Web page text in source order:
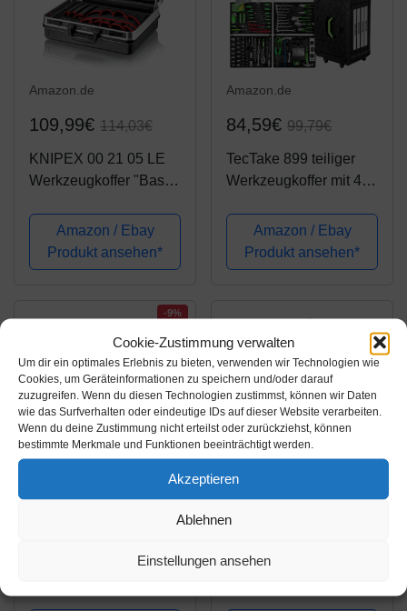
Cookie-Zustimmung verwalten
Um dir ein optimales Erlebnis zu bieten, verwenden wir Technologien wie
Cookies, um Geräteinformationen zu speichern und/oder darauf
zuzugreifen. Wenn du diesen Technologien zustimmst, können wir Daten
wie das Surfverhalten oder eindeutige IDs auf dieser Website verarbeiten.
Wenn du deine Zustimmung nicht erteilst oder zurückziehst, können
bestimmte Merkmale und Funktionen beeinträchtigt werden.
Akzeptieren
Ablehnen
Einstellungen ansehen
Amazon.de
109,99€ 114,03€
KNIPEX 00 21 05 LE
Werkzeugkoffer "Basic"
Amazon / Ebay
Produkt ansehen*
Amazon.de
84,59€ 99,79€
TecTake 899 teiliger
Werkzeugkoffer mit 4
Werkzeug bestückt
Amazon / Ebay
Produkt ansehen*
-9%
B&W Werkzeugkoffer
Werkzeugeinsteckfäch
Amazon.de
159,95€
Meister
teilig - Werkzeug-Set -